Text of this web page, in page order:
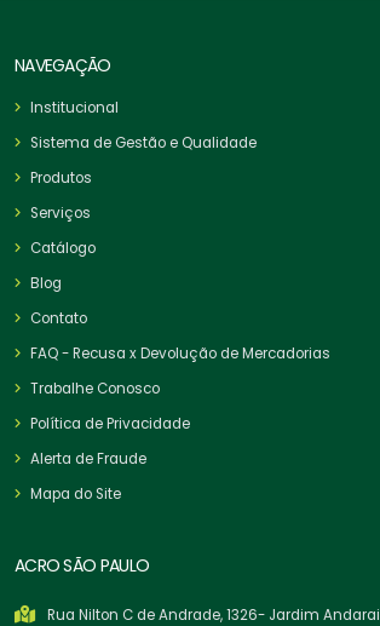
NAVEGAÇÃO
Institucional
Sistema de Gestão e Qualidade
Produtos
Serviços
Catálogo
Blog
Contato
FAQ - Recusa x Devolução de Mercadorias
Trabalhe Conosco
Política de Privacidade
Alerta de Fraude
Mapa do Site
ACRO SÃO PAULO
Rua Nilton C de Andrade, 1326- Jardim Andarai